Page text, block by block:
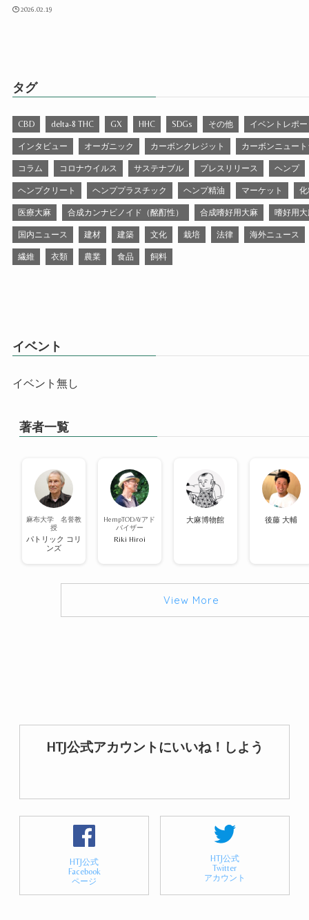
2026.02.19
タグ
CBD delta-8 THC GX HHC SDGs その他 イベントレポ
インタビュー オーガニック カーボンクレジット カーボンニュー
コラム コロナウイルス サステナブル プレスリリース ヘンプ
ヘンプクリート ヘンププラスチック ヘンプ精油 マーケット
医療大麻 合成カンナビノイド（酩酊性） 合成嗜好用大麻 嗜好用
国内ニュース 建材 建築 文化 栽培 法律 海外ニュース
繊維 衣類 農業 食品 飼料
イベント
イベント無し
著者一覧
麻布大学 名誉教
授
パトリック コリ
ンズ
HempTODAYアド
バイザー
Riki Hiroi
大麻博物館 後藤 大輔
View More
HTJ公式アカウントにいいね！しよう
HTJ公式
Facebook
ページ
HTJ公式
Twitter
アカウント